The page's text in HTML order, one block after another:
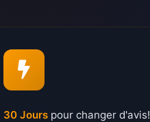
30 Jours pour changer d'avis!